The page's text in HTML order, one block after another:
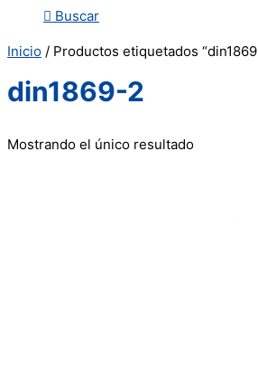
Buscar
Inicio / Productos etiquetados
din1869-2
Mostrando el único resultado